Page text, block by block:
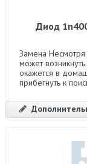
Диод
Замена Несмотря
может
окажется в
прибегнуть к